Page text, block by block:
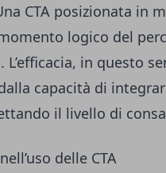
CTA posizionata in
logico del
L’efficacia, in questo
capacità di
il livello di
delle CTA